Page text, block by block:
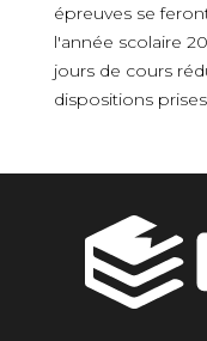
épreuves se
l'année scolaire
jours de cours
dispositions